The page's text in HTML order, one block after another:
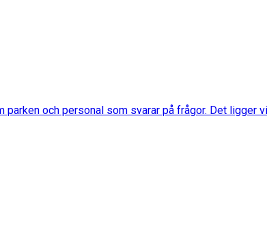
och personal som svarar på frågor. Det ligger